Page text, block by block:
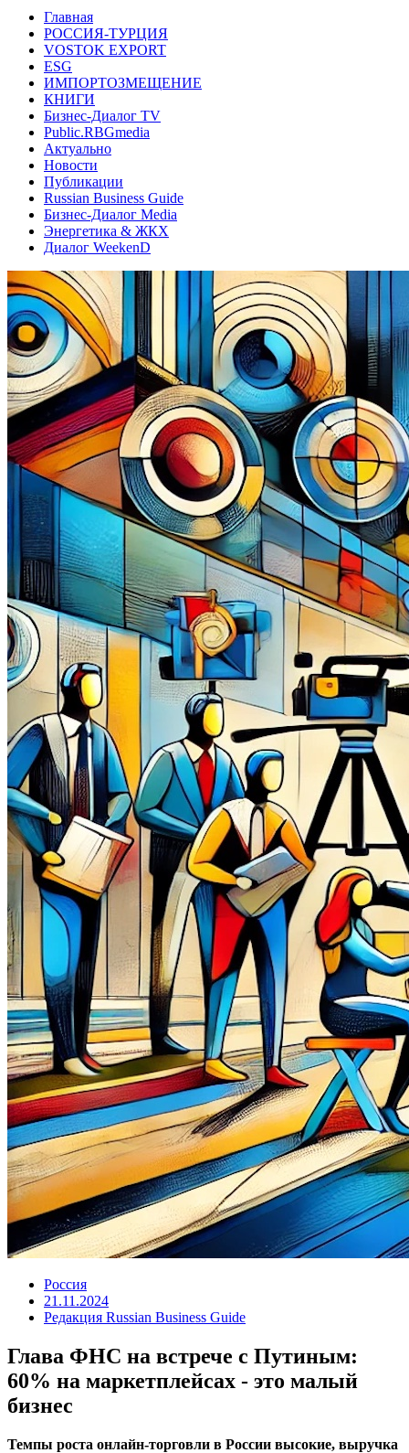
Главная
РОССИЯ-ТУРЦИЯ
VOSTOK EXPORT
ESG
ИМПОРТОЗМЕЩЕНИЕ
КНИГИ
Бизнес-Диалог TV
Public.RBGmedia
Актуально
Новости
Публикации
Russian Business Guide
Бизнес-Диалог Media
Энергетика & ЖКХ
Диалог WeekenD
Россия
21.11.2024
Редакция Russian Business Guide
Глава ФНС на встрече с Путиным:
60% на маркетплейсах - это малый
бизнес
Темпы роста онлайн-торговли в России высокие, выручка